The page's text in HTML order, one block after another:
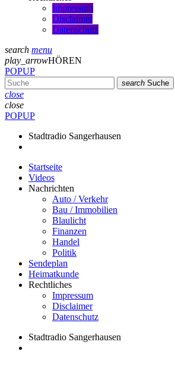
Impressum
Disclaimer
Datenschutz
search menu
play_arrowHÖREN
POPUP
search Suche
close
close
POPUP
Stadtradio Sangerhausen
Startseite
Videos
Nachrichten
Auto / Verkehr
Bau / Immobilien
Blaulicht
Finanzen
Handel
Politik
Sendeplan
Heimatkunde
Rechtliches
Impressum
Disclaimer
Datenschutz
Stadtradio Sangerhausen